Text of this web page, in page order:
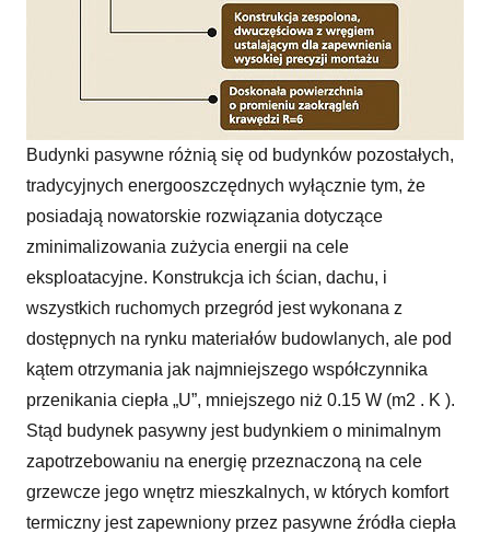
Budynki pasywne różnią się od budynków pozostałych,
tradycyjnych energooszczędnych wyłącznie tym, że
posiadają nowatorskie rozwiązania dotyczące
zminimalizowania zużycia energii na cele
eksploatacyjne. Konstrukcja ich ścian, dachu, i
wszystkich ruchomych przegród jest wykonana z
dostępnych na rynku materiałów budowlanych, ale pod
kątem otrzymania jak najmniejszego współczynnika
przenikania ciepła „U”, mniejszego niż 0.15 W (m2 . K ).
Stąd budynek pasywny jest budynkiem o minimalnym
zapotrzebowaniu na energię przeznaczoną na cele
grzewcze jego wnętrz mieszkalnych, w których komfort
termiczny jest zapewniony przez pasywne źródła ciepła